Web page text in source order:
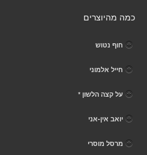
כמה מהיוצרים
חוף נטוש
חייל אלמוני
על קצה הלשון *
יואב אין-אני
מרסל מוסרי